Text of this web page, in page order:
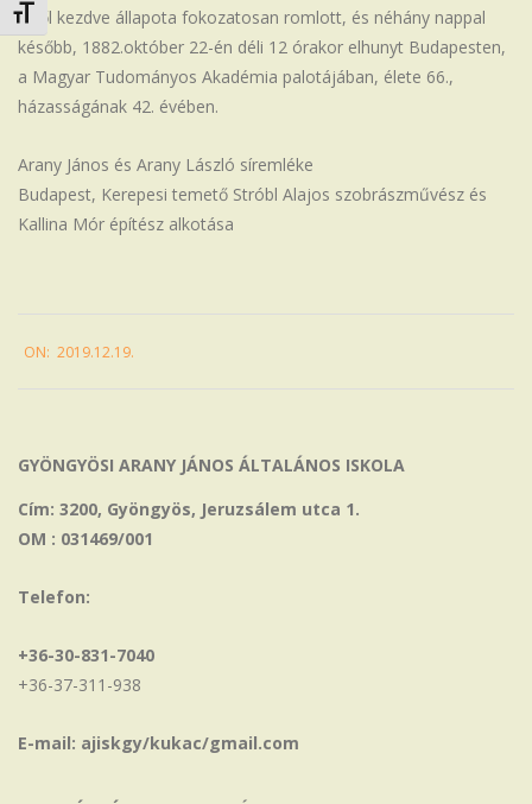
Betűméret váltása
Ettől kezdve állapota fokozatosan romlott, és néhány nappal
később, 1882.október 22-én déli 12 órakor elhunyt Budapesten,
a Magyar Tudományos Akadémia palotájában, élete 66.,
házasságának 42. évében.
Arany János és Arany László síremléke
Budapest, Kerepesi temető Stróbl Alajos szobrászművész és
Kallina Mór építész alkotása
12-
ON: 2019.12.19.
GYÖNGYÖSI ARANY JÁNOS ÁLTALÁNOS ISKOLA
Cím: 3200, Gyöngyös, Jeruzsálem utca 1.
OM : 031469/001
Telefon:
+36-30-831-7040
+36-37-311-938
E-mail: ajiskgy/kukac/gmail.com